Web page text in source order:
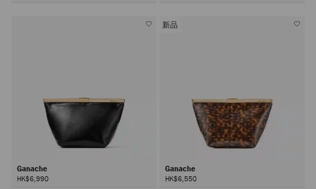
Ganache
HK$6,990
新品
Ganache
HK$6,550